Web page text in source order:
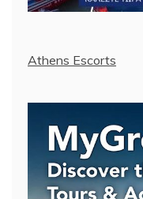
Athens Escorts